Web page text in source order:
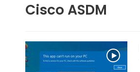
Cisco ASDM